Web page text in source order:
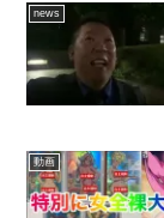
news
動画